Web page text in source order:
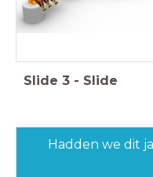
Slide 3 - Slide
Hadden we dit